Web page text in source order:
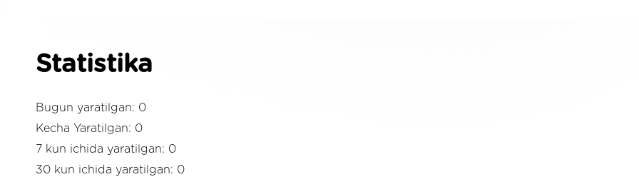
Statistika
Bugun yaratilgan: 0
Kecha Yaratilgan: 0
7 kun ichida yaratilgan: 0
30 kun ichida yaratilgan: 0